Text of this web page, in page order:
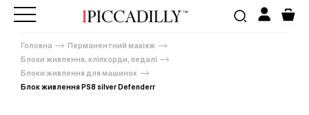
Головна
Перманентний макіяж
Блоки живлення, кліпкорди, педалі
Блоки живлення для машинок
Блок живлення PS8 silver Defenderr